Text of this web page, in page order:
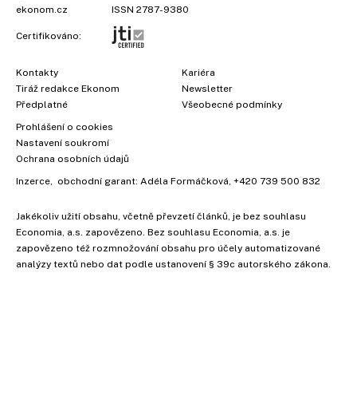
ekonom.cz
ISSN 2787-9380
Certifikováno:
Kontakty
Tiráž redakce Ekonom
Předplatné
Kariéra
Newsletter
Všeobecné podmínky
Prohlášení o cookies
Nastavení soukromí
Ochrana osobních údajů
Inzerce , obchodní garant: Adéla Formáčková +420 739 500 832
Jakékoliv užití obsahu, včetně převzetí článků, je bez souhlasu
Economia, a.s. zapovězeno. Bez souhlasu Economia, a.s. je
zapovězeno též rozmnožování obsahu pro účely automatizované
analýzy textů nebo dat podle ustanovení § 39c autorského zákona.